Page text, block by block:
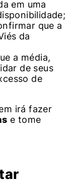
em uma
que a
da
a média,
de seus
de
irá fazer
e tome